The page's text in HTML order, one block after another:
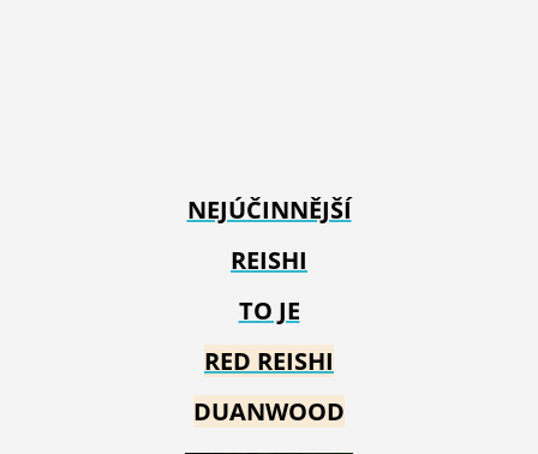
NEJÚČINNĚJŠÍ
REISHI
TO JE
RED REISHI
DUANWOOD